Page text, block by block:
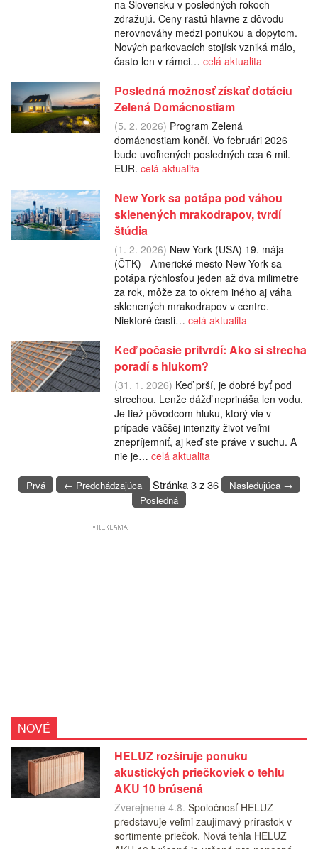
na Slovensku v posledných rokoch
zdražujú. Ceny rastú hlavne z dôvodu
nerovnováhy medzi ponukou a dopytom.
Nových parkovacích stojísk vzniká málo,
často len v rámci… celá aktualita
Posledná možnosť získať dotáciu
Zelená Domácnostiam
(5. 2. 2026) Program Zelená
domácnostiam končí. Vo februári 2026
bude uvoľnených posledných cca 6 mil.
EUR. celá aktualita
New York sa potápa pod váhou
sklenených mrakodrapov, tvrdí
štúdia
(1. 2. 2026) New York (USA) 19. mája
(ČTK) - Americké mesto New York sa
potápa rýchlosťou jeden až dva milimetre
za rok, môže za to okrem iného aj váha
sklenených mrakodrapov v centre.
Niektoré časti… celá aktualita
Keď počasie pritvrdí: Ako si strecha
poradí s hlukom?
(31. 1. 2026) Keď prší, je dobré byť pod
strechou. Lenže dážď neprináša len vodu.
Je tiež pôvodcom hluku, ktorý vie v
prípade väčšej intenzity život veľmi
znepríjemniť, aj keď ste práve v suchu. A
nie je… celá aktualita
Prvá ← Predchádzajúca Stránka 3 z 36
Nasledujúca →
Posledná
NOVÉ
HELUZ rozširuje ponuku
akustických priečkoviek o tehlu
AKU 10 brúsená
Zverejnené 4.8. Spoločnosť HELUZ
predstavuje veľmi zaujímavý prírastok v
sortimente priečok. Nová tehla HELUZ